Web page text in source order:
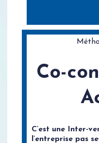
Co-
C’est une Inter-
l’entreprise pas